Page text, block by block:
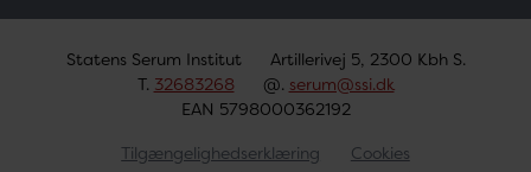
Statens Serum Institut
Artillerivej 5, 2300 Kbh S.
T. 32683268 @. serum@ssi.dk
EAN 5798000362192
Tilgængelighedserklæring
Cookies